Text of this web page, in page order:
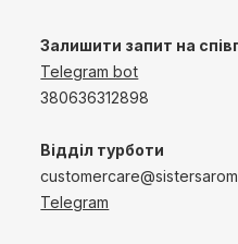
Залишити запит на
Telegram bot
380636312898
Відділ турботи
Telegram